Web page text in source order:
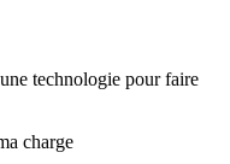
technologie pour faire
charge